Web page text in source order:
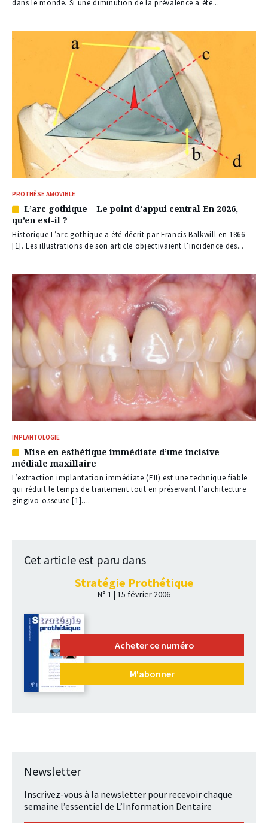
dans le monde. Si une diminution de la prévalence a été...
PROTHÈSE AMOVIBLE
Article
réservé
à
nos
L’arc gothique – Le point d’appui central En 2026,
qu’en est-il ?
Historique L’arc gothique a été décrit par Francis Balkwill en 1866
[1]. Les illustrations de son article objectivaient l’incidence des...
IMPLANTOLOGIE
Article
réservé
à
nos
abonnés
Mise en esthétique immédiate d’une incisive
médiale maxillaire
L’extraction implantation immédiate (EII) est une technique fiable
qui réduit le temps de traitement tout en préservant l’architecture
gingivo-osseuse [1]....
Cet article est paru dans
Stratégie Prothétique
N° 1 | 15 février 2006
Acheter ce numéro
M'abonner
Newsletter
Inscrivez-vous à la newsletter pour recevoir chaque
semaine l’essentiel de L’Information Dentaire